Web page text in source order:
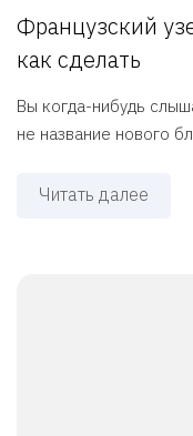
Французский
как сделать
Вы когда-нибудь
не название нового
Читать далее